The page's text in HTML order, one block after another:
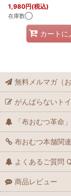
1,980円(税込)
在庫数◯
カートに
無料メルマガ（
がんばらないト
「布おむつ革命
布おむつ本舗関
よくあるご質問
商品レビュー